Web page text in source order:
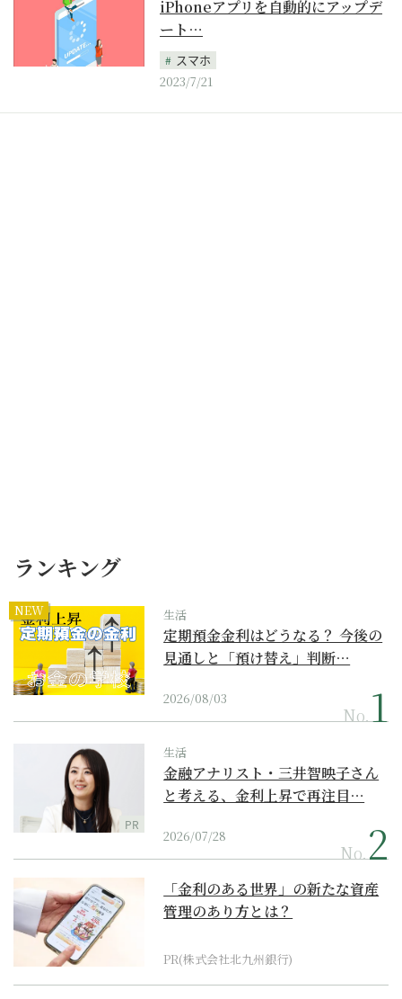
iPhoneアプリを自動的にアップデ
ート…
スマホ
2023/7/21
ランキング
NEW 生活
定期預金金利はどうなる？ 今後の
見通しと「預け替え」判断…
2026/08/03
No.
PR
生活
金融アナリスト・三井智映子さん
と考える、金利上昇で再注目…
2026/07/28
No.
「金利のある世界」の新たな資産
管理のあり方とは？
PR(株式会社北九州銀行)